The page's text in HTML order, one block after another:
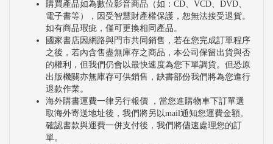
購買產品如為數位影音商品（如：CD、VCD、DVD、
電子書等），因受智慧財產權保護，恕無法接受退貨。
如有商品瑕疵，僅可更換相同產品。
國家書店因網路與門市共同銷售，若在您完成訂單程序
之後，若內含售盡無庫存之商品，本公司保留出貨與否
的權利，但我們仍會以最快速度為您下單調貨。但恐原
出版機關亦無庫存可供銷售，缺書部份我們將為您進行
退款作業。
海外購書運費一律另行報價 ，當您進購物車下訂單選
取海外寄送地址後，我們將另以mail通知您運費金額。
確認書款與運費一併支付後，我們將儘速處理您的訂
單。